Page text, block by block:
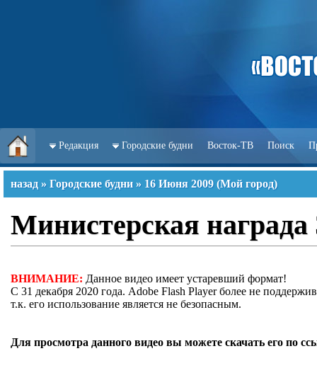
Редакция Городские будни Восток-ТВ Поиск
назад » Городские будни » 16 Июня 2009 (Мой город)
Министерская награда
ВНИМАНИЕ: Данное видео имеет устаревший формат!
С 31 декабря 2020 года. Adobe Flash Player более не
т.к. его использование является не безопасным.
Для просмотра данного видео вы можете скачать его по